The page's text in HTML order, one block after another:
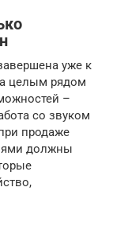
уже к
целым рядом
–
со звуком
продаже
должны